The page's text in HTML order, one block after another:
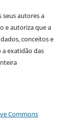
seus autores a
e autoriza que a
conceitos e
exatidão das
Commons